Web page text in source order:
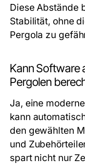
Diese Abstände
Stabilität, ohne
Pergola zu
Kann Software
Pergolen
Ja, eine
kann
den gewählten
und
spart nicht nur